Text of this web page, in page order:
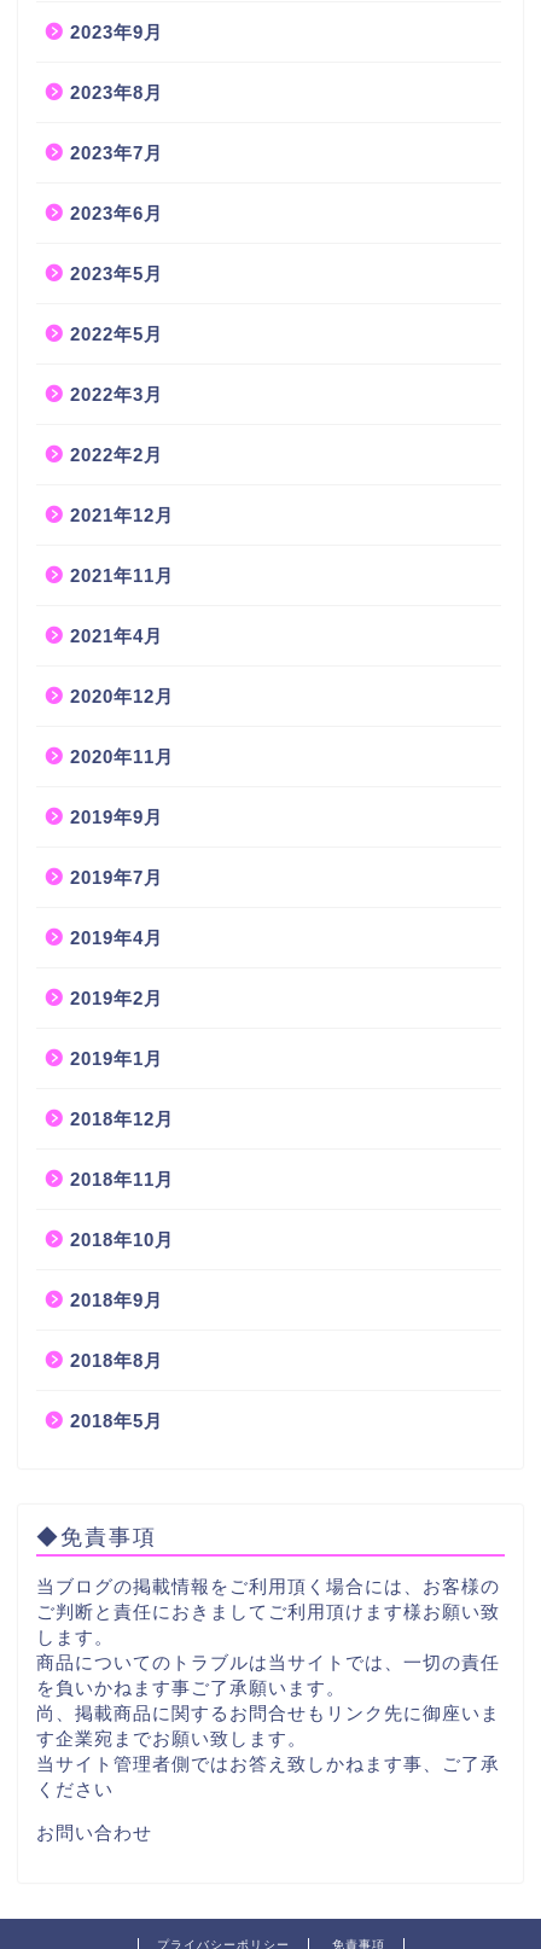
2023年9月
2023年8月
2023年7月
2023年6月
2023年5月
2022年5月
2022年3月
2022年2月
2021年12月
2021年11月
2021年4月
2020年12月
2020年11月
2019年9月
2019年7月
2019年4月
2019年2月
2019年1月
2018年12月
2018年11月
2018年10月
2018年9月
2018年8月
2018年5月
◆免責事項
当ブログの掲載情報をご利用頂く場合には、お客様の
ご判断と責任におきましてご利用頂けます様お願い致
します。
商品についてのトラブルは当サイトでは、一切の責任
を負いかねます事ご了承願います。
尚、掲載商品に関するお問合せもリンク先に御座いま
す企業宛までお願い致します。
当サイト管理者側ではお答え致しかねます事、ご了承
ください
お問い合わせ
プライバシーポリシー 免責事項